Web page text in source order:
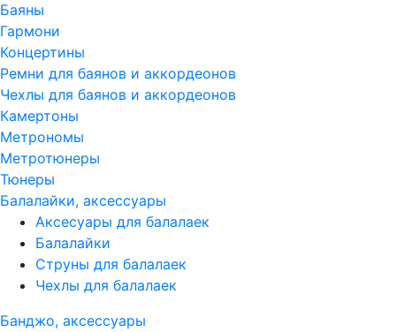
Баяны
Гармони
Концертины
Ремни для баянов и аккордеонов
Чехлы для баянов и аккордеонов
Камертоны
Метрономы
Метротюнеры
Тюнеры
Балалайки, аксессуары
Аксесуары для балалаек
Балалайки
Струны для балалаек
Чехлы для балалаек
Банджо, аксессуары